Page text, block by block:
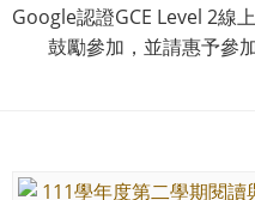
Google認證GCE Level 2線
鼓勵參加，並請惠予參